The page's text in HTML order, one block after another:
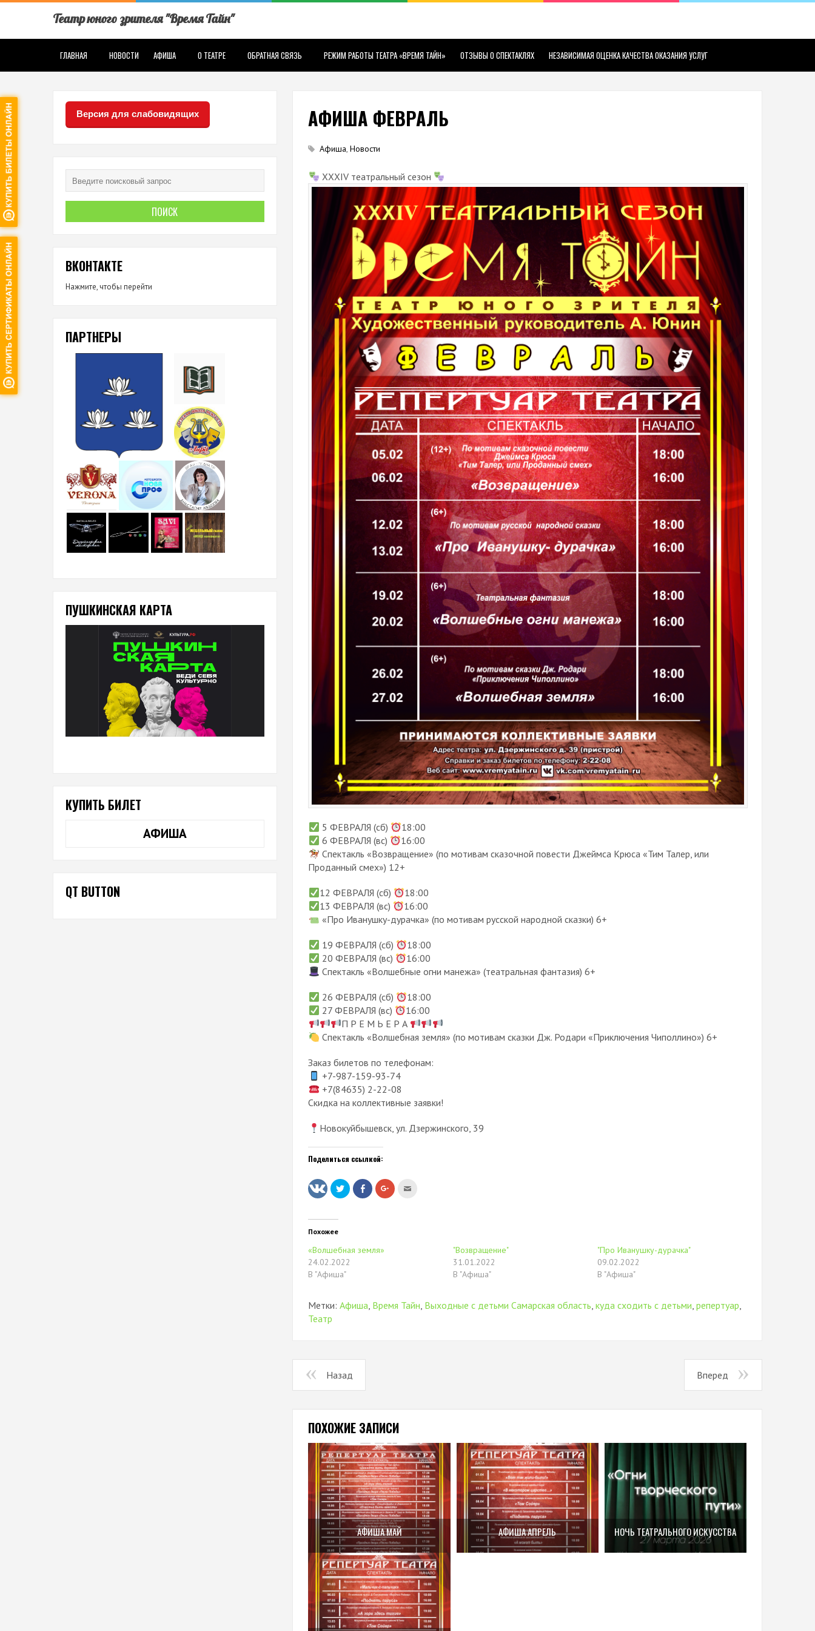
Театр юного зрителя "Время Тайн"
ГЛАВНАЯ НОВОСТИ АФИША О ТЕАТРЕ ОБРАТНАЯ СВЯЗЬ РЕЖИМ РАБОТЫ ТЕАТРА «ВРЕМЯ ТАЙН» ОТЗЫВЫ О СПЕКТАКЛЯХ НЕЗАВИСИМАЯ ОЦЕНКА КАЧЕСТВА ОКАЗАНИЯ УСЛУГ
АФИША ФЕВРАЛЬ
Афиша,Новости
XXXIV театральный сезон
5 ФЕВРАЛЯ (сб)
18:00
6 ФЕВРАЛЯ (вс)
16:00
Спектакль «Возвращение» (по мотивам сказочной повести Джеймса Крюса «Тим Талер, или
Проданный смех») 12+
12 ФЕВРАЛЯ (сб)
18:00
13 ФЕВРАЛЯ (вс)
16:00
«Про Иванушку-дурачка» (по мотивам русской народной сказки) 6+
19 ФЕВРАЛЯ (сб)
18:00
20 ФЕВРАЛЯ (вс)
16:00
Спектакль «Волшебные огни манежа» (театральная фантазия) 6+
26 ФЕВРАЛЯ (сб)
18:00
27 ФЕВРАЛЯ (вс)
16:00
П Р Е М Ь Е Р А
Спектакль «Волшебная земля» (по мотивам сказки Дж. Родари «Приключения Чиполлино») 6+
Заказ билетов по телефонам:
+7-987-159-93-74
+7(84635) 2-22-08
Скидка на коллективные заявки!
Новокуйбышевск, ул. Дзержинского, 39
Поделиться ссылкой:
Нажмите,
чтобы
поделиться
Нажмите
здесь,
чтобы
новом
Нажмите,
чтобы
Похожее
«Волшебная земля»
24.02.2022
В "Афиша"
"Возвращение"
31.01.2022
В "Афиша"
"Про Иванушку-дурачка"
09.02.2022
В "Афиша"
Метки:Афиша, Время Тайн, Выходные с детьми Самарская область,куда сходить с детьми,репертуар,
Театр
Назад Вперед
ПОХОЖИЕ ЗАПИСИ
АФИША МАЙ АФИША АПРЕЛЬ НОЧЬ ТЕАТРАЛЬНОГО ИСКУССТВА
Версия для слабовидящих
ВКОНТАКТЕ
Нажмите, чтобы перейти
ПАРТНЕРЫ
ПУШКИНСКАЯ КАРТА
КУПИТЬ БИЛЕТ
АФИША
QT BUTTON